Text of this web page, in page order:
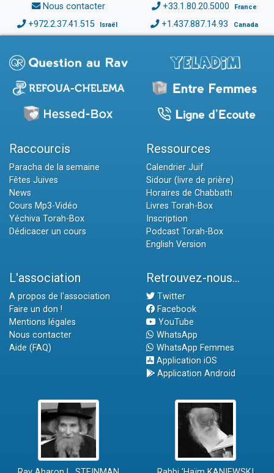
Nous contacter +33.1.80.20.5000 France
+972.2.37.41.515 Israël +1.437.887.14.93 Canada
Raccourcis
Paracha de la semaine
Fêtes Juives
News
Cours Mp3-Vidéo
Yéchiva Torah-Box
Dédicacer un cours
Ressources
Calendrier Juif
Sidour (livre de prière)
Horaires de Chabbath
Livres Torah-Box
Inscription
Podcast Torah-Box
English Version
L'association
A propos de l'association
Faire un don !
Mentions légales
Nous contacter
Aide (FAQ)
Retrouvez-nous...
Twitter
Facebook
YouTube
WhatsApp
WhatsApp Femmes
Application iOS
Application Android